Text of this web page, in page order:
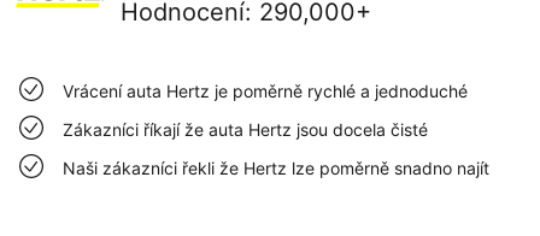
Hodnocení: 290,000+
Vrácení auta Hertz je poměrně rychlé a jednoduché
Zákazníci říkají že auta Hertz jsou docela čisté
Naši zákazníci řekli že Hertz lze poměrně snadno najít